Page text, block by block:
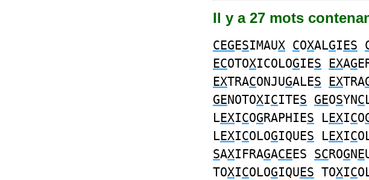
Il y a 27 mots
CEGESIMAUX COXALGIES
ECOTOXICOLOGIES EXAG
EXTRACONJUGALES EXTRA
GENOTOXICITES GEOSYNC
LEXICOGRAPHIES LEXICO
LEXICOLOGIQUES LEXIC
SAXIFRAGACEES SCROGNE
TOXICOLOGIQUES TOXIC